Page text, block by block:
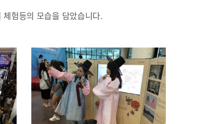
험등의 모습을 담았습니다.